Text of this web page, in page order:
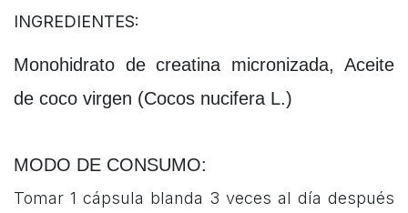
INGREDIENTES:
Monohidrato de creatina micronizada, Aceite
de coco virgen (Cocos nucifera L.)
MODO DE CONSUMO:
Tomar 1 cápsula blanda 3 veces al día después